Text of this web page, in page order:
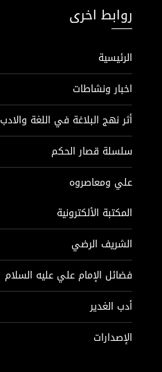
روابط اخرى
الرئيسية
اخبار ونشاطات
أثر نهج البلاغة في اللغة والادب
سلسلة قصار الحكم
علي ومعاصروه
المكتبة الألكترونية
الشريف الرضي
فضائل الإمام علي عليه السلام
أدب الغدير
الإصدارات